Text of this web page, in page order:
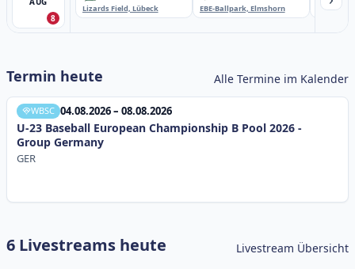
8
Lizards Field, Lübeck EBE-Ballpark, Elmshorn
Termin heute Alle Termine im Kalender
WBSC 04.08.2026 – 08.08.2026
U-23 Baseball European Championship B Pool 2026 -
Group Germany
GER
6 Livestreams heute Livestream Übersicht